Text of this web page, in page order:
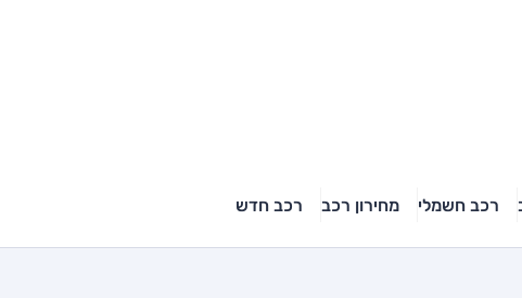
רכב חשמלי מחירון רכב רכב חדש